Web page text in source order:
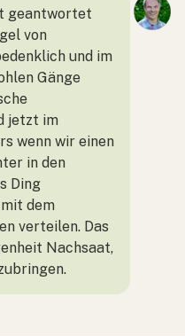
geantwortet
von
und im
Gänge
jetzt im
wenn wir einen
in den
Ding
dem
verteilen. Das
Nachsaat,